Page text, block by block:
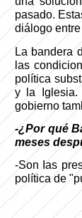
pasado.
diálogo
La bandera
las
política
y la Iglesia.
gobierno
-¿Por qué
meses
-Son Ias
política de